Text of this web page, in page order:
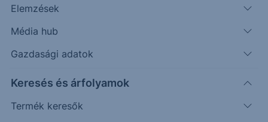
Elemzések
Média hub
Gazdasági adatok
Keresés és árfolyamok
Termék keresők
50.91
Időpont: 26.08.07. 17:47
Előző záró:
50.78
Árfolyamértesítő rögzítése
További információk kérése